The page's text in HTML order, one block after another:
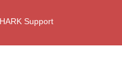
Support